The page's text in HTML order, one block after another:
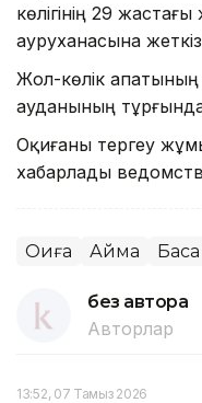
көлігінің 29
ауруханасына
Жол-көлік
ауданының
Оқиғаны тергеу
хабарлады
Оқиға Аймақ
без автора
Авторлар
13:52, 07 Тамыз 2026